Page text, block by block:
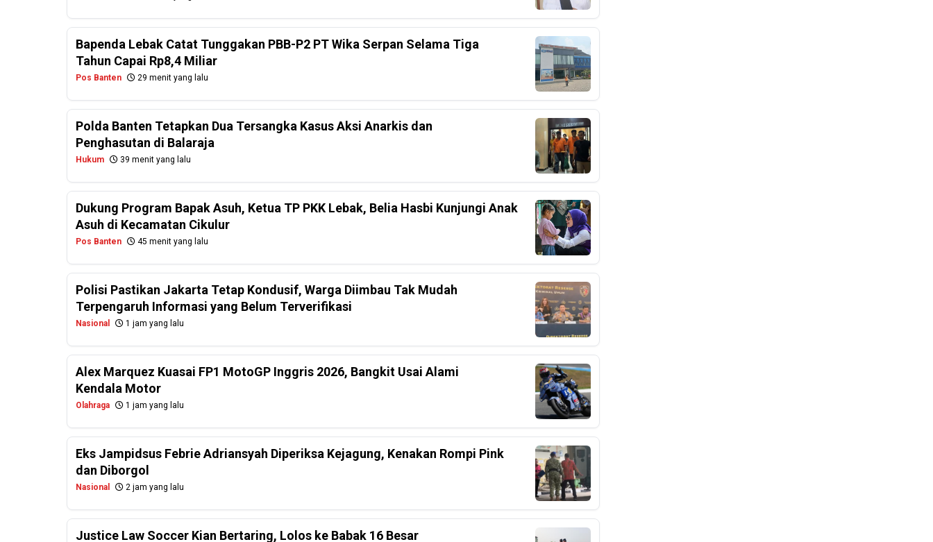
Bapenda Lebak Catat Tunggakan PBB-P2 PT Wika Serpan Selama Tiga
Tahun Capai Rp8,4 Miliar
Pos Banten 29 menit yang lalu
Polda Banten Tetapkan Dua Tersangka Kasus Aksi Anarkis dan
Penghasutan di Balaraja
Hukum 39 menit yang lalu
Dukung Program Bapak Asuh, Ketua TP PKK Lebak, Belia Hasbi Kunjungi Anak
Asuh di Kecamatan Cikulur
Pos Banten 45 menit yang lalu
Polisi Pastikan Jakarta Tetap Kondusif, Warga Diimbau Tak Mudah
Terpengaruh Informasi yang Belum Terverifikasi
Nasional 1 jam yang lalu
Alex Marquez Kuasai FP1 MotoGP Inggris 2026, Bangkit Usai Alami
Kendala Motor
Olahraga 1 jam yang lalu
Eks Jampidsus Febrie Adriansyah Diperiksa Kejagung, Kenakan Rompi Pink
dan Diborgol
Nasional 2 jam yang lalu
Justice Law Soccer Kian Bertaring, Lolos ke Babak 16 Besar